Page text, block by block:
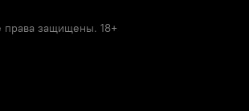
защищены. 18+